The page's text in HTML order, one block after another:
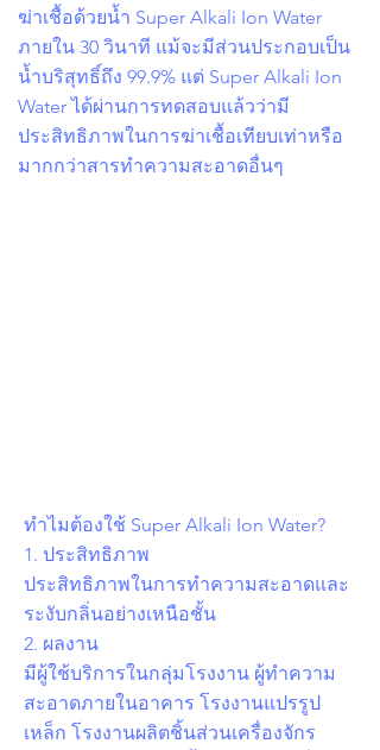
ฆ่าเชื้อด้วยน้ำ Super Alkali Ion Water
ภายใน 30 วินาที แม้จะมีส่วนประกอบเป็น
น้ำบริสุทธิ์ถึง 99.9% แต่ Super Alkali Ion
Water ได้ผ่านการทดสอบแล้วว่ามี
ประสิทธิภาพในการฆ่าเชื้อเทียบเท่าหรือ
มากกว่าสารทำความสะอาดอื่นๆ
ทำไมต้องใช้ Super Alkali Ion Water?
1. ประสิทธิภาพ
ประสิทธิภาพในการทำความสะอาดและ
ระงับกลิ่นอย่างเหนือชั้น
2. ผลงาน
มีผู้ใช้บริการในกลุ่มโรงงาน ผู้ทำความ
สะอาดภายในอาคาร โรงงานแปรรูป
เหล็ก โรงงานผลิตชิ้นส่วนเครื่องจักร